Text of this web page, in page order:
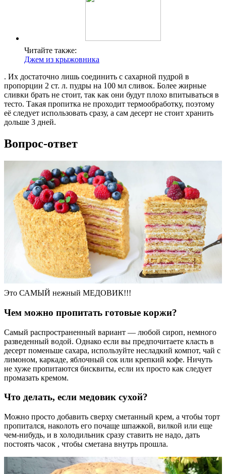
Читайте также:
Джем из крыжовника
. Их достаточно лишь соединить с сахарной пудрой в
пропорции 2 ст. л. пудры на 100 мл сливок. Более жирные
сливки брать не стоит, так как они будут плохо впитываться в
тесто. Такая пропитка не проходит термообработку, поэтому
её следует использовать сразу, а сам десерт не стоит хранить
дольше 3 дней.
Вопрос-ответ
Это САМЫЙ нежный МЕДОВИК!!!
Чем можно пропитать готовые коржи?
Самый распространенный вариант — любой сироп, немного
разведенный водой. Однако если вы предпочитаете класть в
десерт поменьше сахара, используйте несладкий компот, чай с
лимоном, каркаде, яблочный сок или крепкий кофе. Ничуть
не хуже пропитаются бисквиты, если их просто как следует
промазать кремом.
Что делать, если медовик сухой?
Можно просто добавить сверху сметанный крем, а чтобы торт
пропитался, наколоть его почаще шпажкой, вилкой или еще
чем-нибудь, и в холодильник сразу ставить не надо, дать
постоять часок , чтобы сметана внутрь прошла.